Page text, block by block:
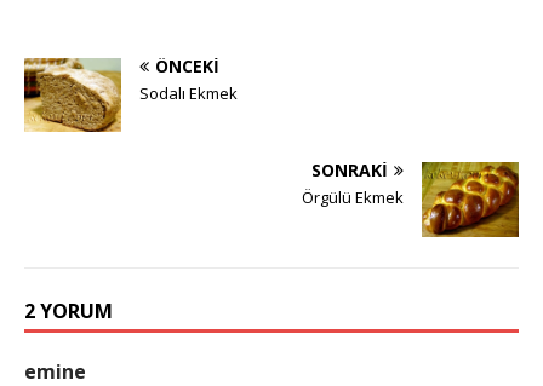
ÖNCEKI
Sodalı Ekmek
SONRAKI
Örgülü Ekmek
2 YORUM
emine